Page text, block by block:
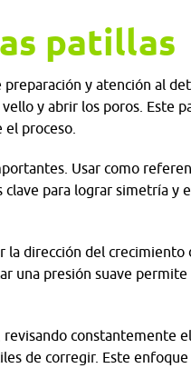
patillas
y atención al
y abrir los poros. Este
proceso.
Usar como
para lograr simetría y
dirección del crecimiento
una presión suave
constantemente
de corregir. Este enfoque